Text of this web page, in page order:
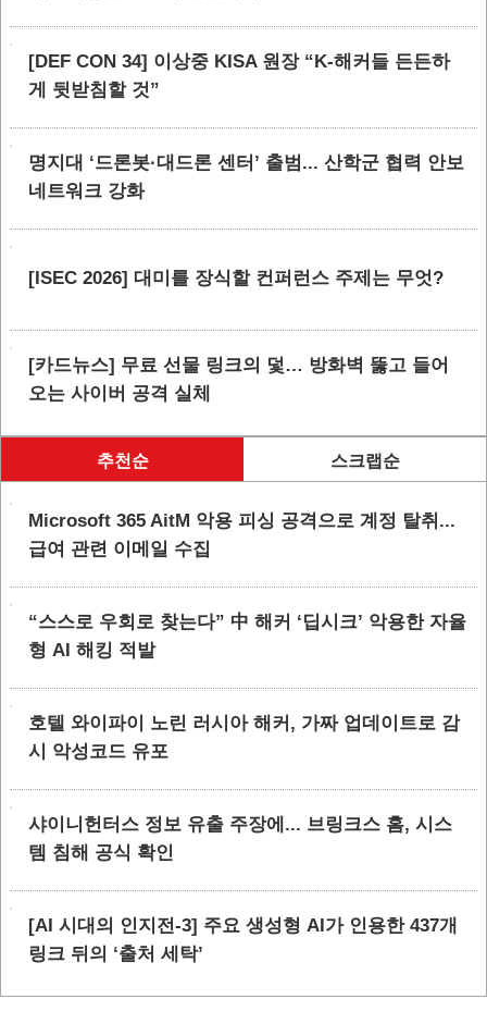
[DEF CON 34] 이상중 KISA 원장 “K-해커들 든든하
게 뒷받침할 것”
명지대 ‘드론봇·대드론 센터’ 출범... 산학군 협력 안보
네트워크 강화
[ISEC 2026] 대미를 장식할 컨퍼런스 주제는 무엇?
[카드뉴스] 무료 선물 링크의 덫… 방화벽 뚫고 들어
오는 사이버 공격 실체
추천순 스크랩순
Microsoft 365 AitM 악용 피싱 공격으로 계정 탈취...
급여 관련 이메일 수집
“스스로 우회로 찾는다” 中 해커 ‘딥시크’ 악용한 자율
형 AI 해킹 적발
호텔 와이파이 노린 러시아 해커, 가짜 업데이트로 감
시 악성코드 유포
샤이니헌터스 정보 유출 주장에... 브링크스 홈, 시스
템 침해 공식 확인
[AI 시대의 인지전-3] 주요 생성형 AI가 인용한 437개
링크 뒤의 ‘출처 세탁’